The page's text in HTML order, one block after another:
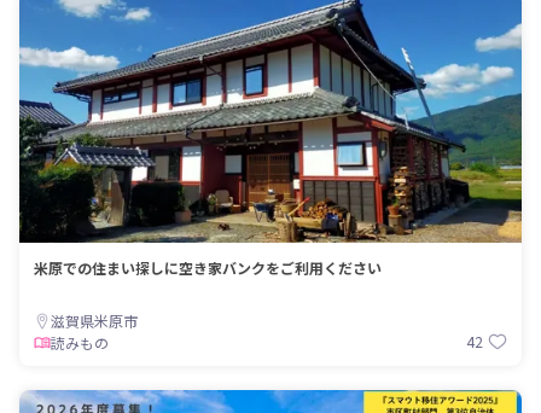
米原での住まい探しに空き家バンクをご利用ください
滋賀県米原市
読みもの
42